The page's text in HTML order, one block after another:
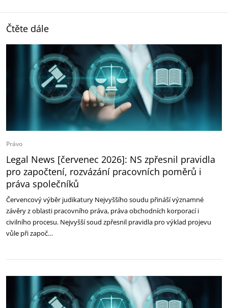
Čtěte dále
Právo
Legal News [červenec 2026]: NS zpřesnil pravidla
pro započtení, rozvázání pracovních poměrů i
práva společníků
Červencový výběr judikatury Nejvyššího soudu přináší významné
závěry z oblasti pracovního práva, práva obchodních korporací i
civilního procesu. Nejvyšší soud zpřesnil pravidla pro výklad projevu
vůle při započ…